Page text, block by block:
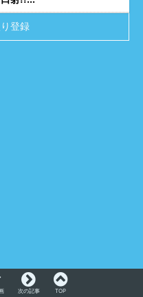
登録
次の記事 TOP